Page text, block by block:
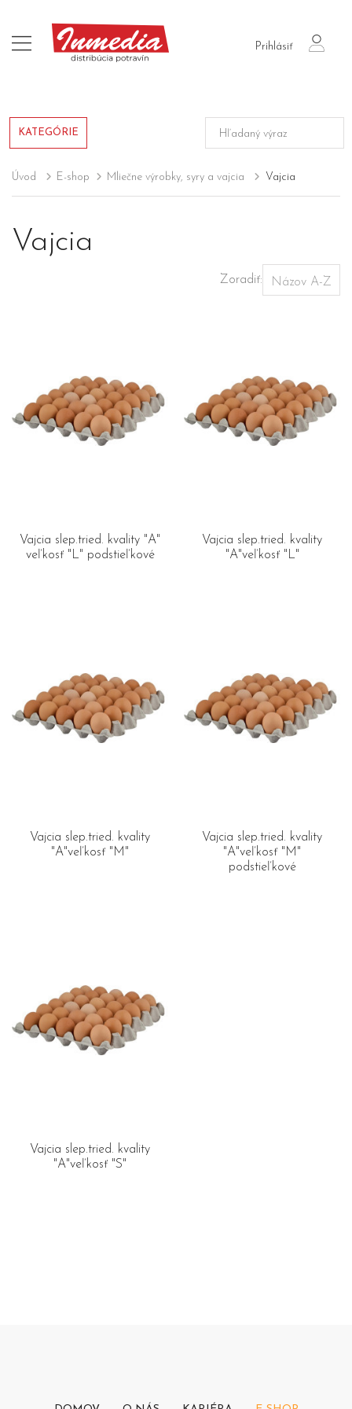
Prihlásiť
login
KATEGÓRIE
Úvod E-shop Mliečne výrobky, syry a vajcia Vajcia
Vajcia
Zoradiť:
Vajcia slep.tried. kvality "A"
veľkosť "L" podstieľkové
Vajcia slep.tried. kvality
"A"veľkosť "L"
Vajcia slep.tried. kvality
"A"veľkosť "M"
Vajcia slep.tried. kvality
"A"veľkosť "M"
podstieľkové
Vajcia slep.tried. kvality
"A"veľkosť "S"